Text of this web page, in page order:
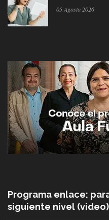
05 Agosto 2026
Programa enlace:
siguiente nivel (video)